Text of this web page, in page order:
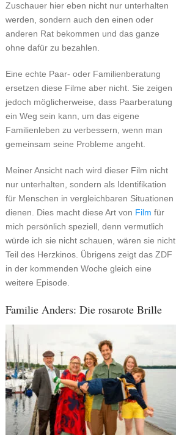
Zuschauer hier eben nicht nur unterhalten
werden, sondern auch den einen oder
anderen Rat bekommen und das ganze
ohne dafür zu bezahlen.
Eine echte Paar- oder Familienberatung
ersetzen diese Filme aber nicht. Sie zeigen
jedoch möglicherweise, dass Paarberatung
ein Weg sein kann, um das eigene
Familienleben zu verbessern, wenn man
gemeinsam seine Probleme angeht.
Meiner Ansicht nach wird dieser Film nicht
nur unterhalten, sondern als Identifikation
für Menschen in vergleichbaren Situationen
dienen. Dies macht diese Art von Film für
mich persönlich speziell, denn vermutlich
würde ich sie nicht schauen, wären sie nicht
Teil des Herzkinos. Übrigens zeigt das ZDF
in der kommenden Woche gleich eine
weitere Episode.
Familie Anders: Die rosarote Brille